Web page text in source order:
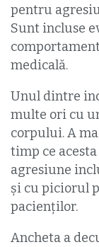
pentru
Sunt incluse
medicală.
Unul dintre
multe ori cu
corpului. A
timp ce
agresiune
și cu piciorul
pacienților.
Ancheta a